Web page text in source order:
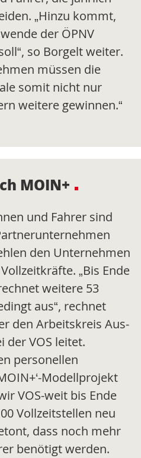
„Hinzu kommt,
der ÖPNV
so Borgelt weiter.
müssen die
somit nicht nur
weitere gewinnen.“
MOIN+
und Fahrer sind
den Unternehmen
„Bis Ende
weitere 53
aus“, rechnet
den Arbeitskreis Aus-
der VOS leitet.
personellen
Modellprojekt
VOS-weit bis Ende
Vollzeitstellen neu
dass noch mehr
benötigt werden.